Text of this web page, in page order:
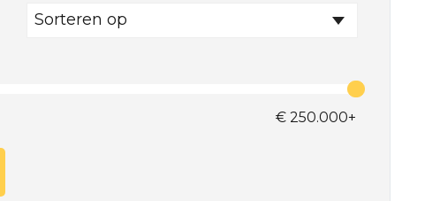
Sorteren op
€ 250.000+